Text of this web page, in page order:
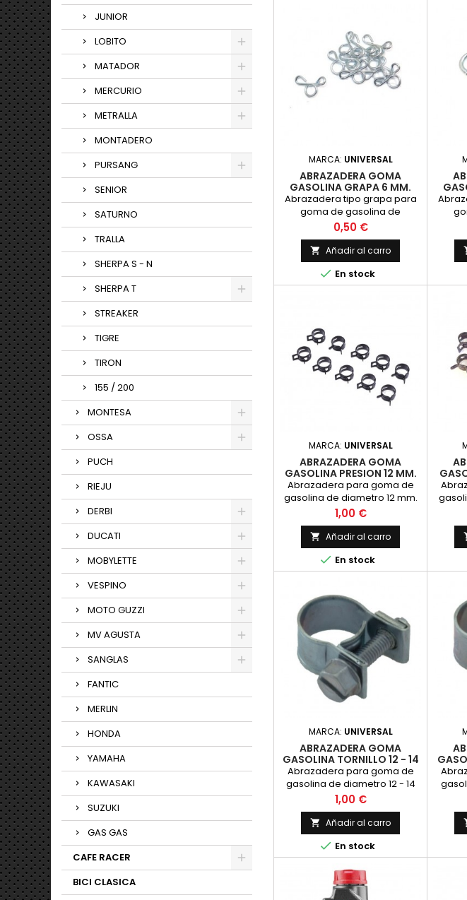
JUNIOR
LOBITO
MATADOR
MERCURIO
METRALLA
MONTADERO
PURSANG
SENIOR
SATURNO
TRALLA
SHERPA S - N
SHERPA T
STREAKER
TIGRE
TIRON
155 / 200
MONTESA
OSSA
PUCH
RIEJU
DERBI
DUCATI
MOBYLETTE
VESPINO
MOTO GUZZI
MV AGUSTA
SANGLAS
FANTIC
MERLIN
HONDA
YAMAHA
KAWASAKI
SUZUKI
GAS GAS
CAFE RACER
BICI CLASICA
MARCA: UNIVERSAL
ABRAZADERA GOMA
GASOLINA GRAPA 6 MM.
Abrazadera tipo grapa para
goma de gasolina de
diametro 6 mm. Acerada.
Precio por unidad.
Precio
0,50 €
 Añadir al carro
 En stock
MARCA: UNIVERSAL
ABRAZADERA GOMA
GASOLINA PRESION 12 MM.
Abrazadera para goma de
gasolina de diametro 12 mm.
Acerada. Precio por unidad.
Precio
1,00 €
 Añadir al carro
 En stock
MARCA: UNIVERSAL
ABRAZADERA GOMA
GASOLINA TORNILLO 12 - 14
MM.
Abrazadera para goma de
gasolina de diametro 12 - 14
mm. Tornillo de destornillador
plano. Precio por unidad.
Precio
1,00 €
 Añadir al carro
 En stock
mm.